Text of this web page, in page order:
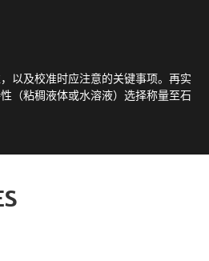
以及校准时应注意的关键事项。再实
（粘稠液体或水溶液）选择称量至石